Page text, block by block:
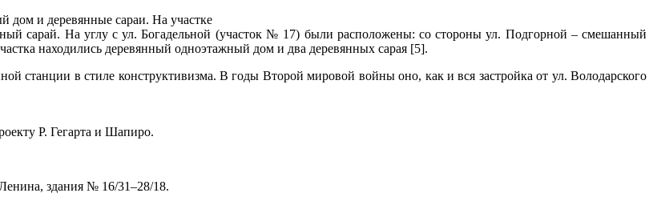
дом и деревянные сараи. На участке
сарай. На углу с ул. Богадельной (участок № 17) были расположены: со стороны ул. Подгорной – смешанный
находились деревянный одноэтажный дом и два деревянных сарая [5].
станции в стиле конструктивизма. В годы Второй мировой войны оно, как ився застройка от ул. Володарского
Р. Гегарта и Шапиро.
здания № 16/31–28/18.